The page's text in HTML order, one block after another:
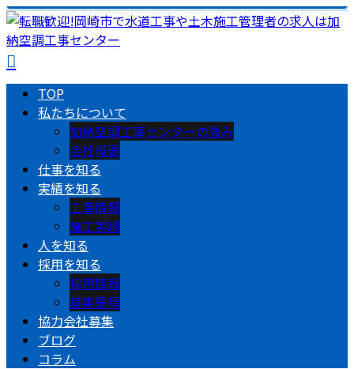
TOP
私たちについて
加納空調工事センターの強み
会社概要
仕事を知る
実績を知る
工事情報
施工実績
人を知る
採用を知る
採用情報
募集要項
協力会社募集
ブログ
コラム